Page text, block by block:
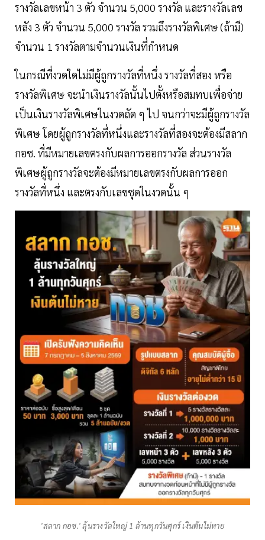
รางวัลเลขหน้า 3 ตัว จำนวน 5,000 รางวัล และรางวัลเลข
หลัง 3 ตัว จำนวน 5,000 รางวัล รวมถึงรางวัลพิเศษ (ถ้ามี)
จำนวน 1 รางวัลตามจำนวนเงินที่กำหนด
ในกรณีที่งวดใดไม่มีผู้ถูกรางวัลที่หนึ่ง รางวัลที่สอง หรือ
รางวัลพิเศษ จะนำเงินรางวัลนั้นไปตั้งหรือสมทบเพื่อจ่าย
เป็นเงินรางวัลพิเศษในงวดถัด ๆ ไป จนกว่าจะมีผู้ถูกรางวัล
พิเศษ โดยผู้ถูกรางวัลที่หนึ่งและรางวัลที่สองจะต้องมีสลาก
กอช. ที่มีหมายเลขตรงกับผลการออกรางวัล ส่วนรางวัล
พิเศษผู้ถูกรางวัลจะต้องมีหมายเลขตรงกับผลการออก
รางวัลที่หนึ่ง และตรงกับเลขชุดในงวดนั้น ๆ
'สลาก กอช.' ลุ้นรางวัลใหญ่ 1 ล้านทุกวันศุกร์ เงินต้นไม่หาย